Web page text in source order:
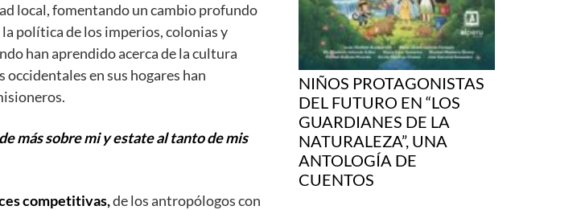
local, fomentando un cambio profundo
la política de los imperios, colonias y
han aprendido acerca de la cultura
en sus hogares han
más sobre mi y estate al tanto demis
competitivas,de los antropólogos con
NIÑOS PROTAGONISTAS
DEL FUTURO EN “LOS
GUARDIANES DE LA
NATURALEZA”, UNA
ANTOLOGÍA DE
CUENTOS